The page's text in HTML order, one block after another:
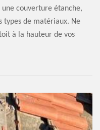
couverture étanche,
types de matériaux. Ne
à la hauteur de vos